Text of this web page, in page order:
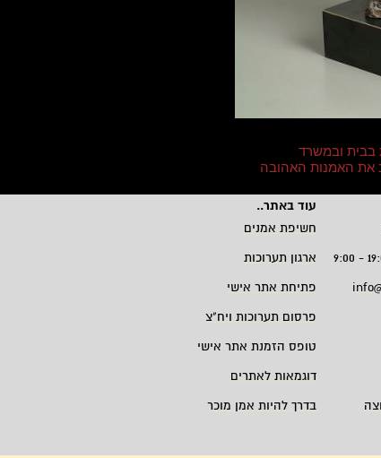
בבית ובמשרד
את האמנות האהובה
עוד באתר..
חשיפת אמנים
ארגון תערוכות
פתיחת אתר אישי
פרסום תערוכות ויח"צ
טופס הזמנת אתר אישי
דוגמאות לאתרים
בדרך להיות אמן מוכר